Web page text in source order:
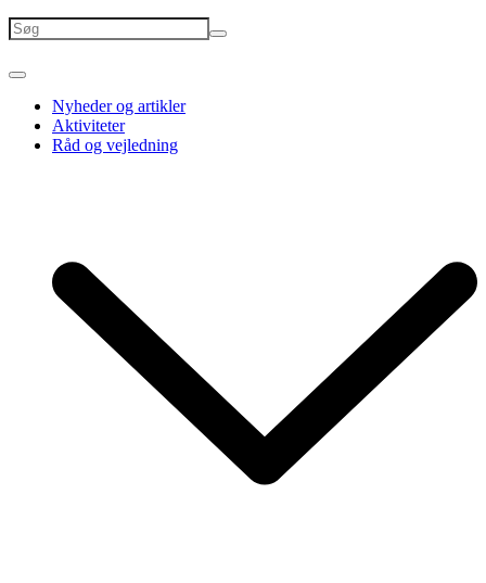
Nyheder og artikler
Aktiviteter
Råd og vejledning